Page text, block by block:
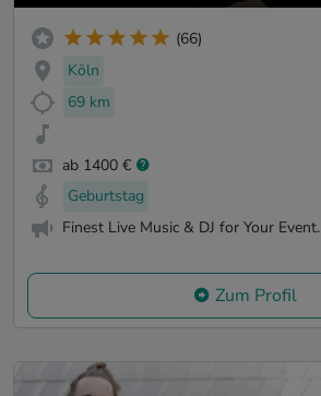
(66)
Köln
69 km
ab 1400 €
Geburtstag
Finest Live Music & DJ for Your Event.
Zum Profil